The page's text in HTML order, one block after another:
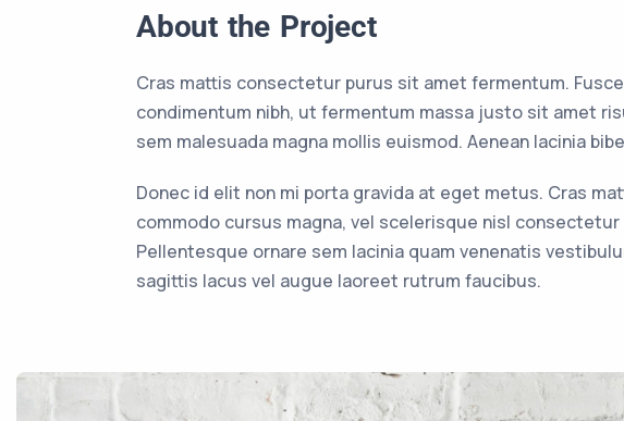
About the Project
Cras mattis consectetur purus sit amet fermentum.
condimentum nibh, ut fermentum massa justo sit amet
sem malesuada magna mollis euismod. Aenean lacinia
Donec id elit non mi porta gravida at eget metus. Cras
commodo cursus magna, vel scelerisque nisl
Pellentesque ornare sem lacinia quam venenatis
sagittis lacus vel augue laoreet rutrum faucibus.